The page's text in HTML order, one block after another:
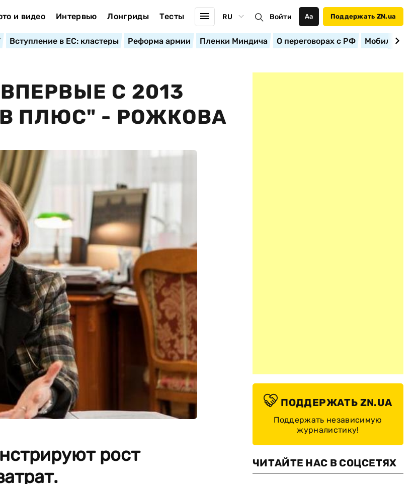
и видео Интервью Лонгриды Тесты RU Войти Аа Поддержать ZN.ua
Вступление в ЕС: кластеры Реформа армии Пленки Миндича О переговорах с РФ
С 2013
ПЛЮС" - РОЖКОВА
рост
ПОДДЕРЖАТЬ ZN.UA
Поддержать независимую
журналистику!
ЧИТАЙТЕ НАС В СОЦСЕТЯХ